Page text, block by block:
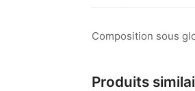
Composition sous
Produits